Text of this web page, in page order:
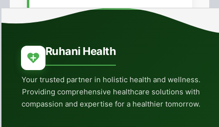
Ruhani Health
Your trusted partner in holistic health and wellness.
Providing comprehensive healthcare solutions with
compassion and expertise for a healthier tomorrow.